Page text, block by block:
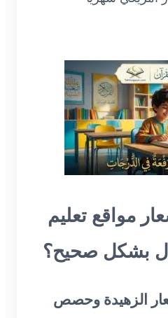
مواقع تعليم
بشكل صحيح؟
الزهيدة وحصص